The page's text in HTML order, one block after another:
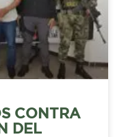
CONTRA
DEL